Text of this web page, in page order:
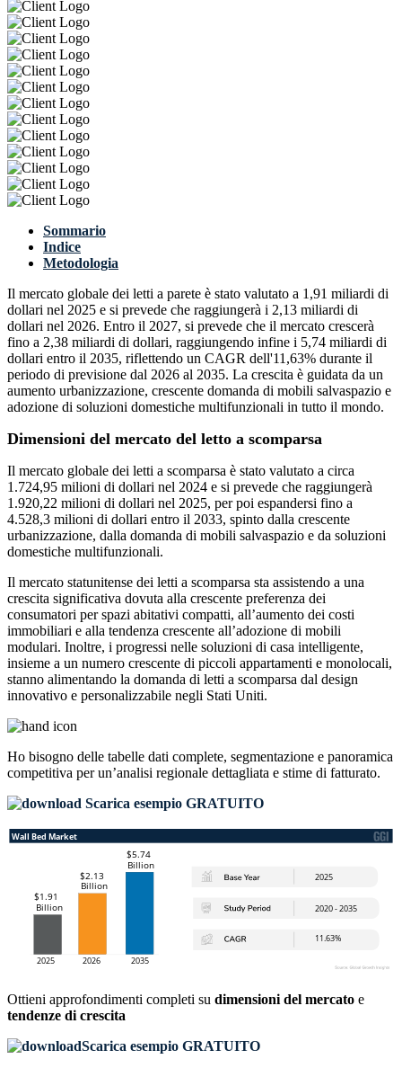
Sommario
Indice
Metodologia
Il mercato globale dei letti a parete è stato valutato a 1,91 miliardi di
dollari nel 2025 e si prevede che raggiungerà i 2,13 miliardi di
dollari nel 2026. Entro il 2027, si prevede che il mercato crescerà
fino a 2,38 miliardi di dollari, raggiungendo infine i 5,74 miliardi di
dollari entro il 2035, riflettendo un CAGR dell'11,63% durante il
periodo di previsione dal 2026 al 2035. La crescita è guidata da un
aumento urbanizzazione, crescente domanda di mobili salvaspazio e
adozione di soluzioni domestiche multifunzionali in tutto il mondo.
Dimensioni del mercato del letto a scomparsa
Il mercato globale dei letti a scomparsa è stato valutato a circa
1.724,95 milioni di dollari nel 2024 e si prevede che raggiungerà
1.920,22 milioni di dollari nel 2025, per poi espandersi fino a
4.528,3 milioni di dollari entro il 2033, spinto dalla crescente
urbanizzazione, dalla domanda di mobili salvaspazio e da soluzioni
domestiche multifunzionali.
Il mercato statunitense dei letti a scomparsa sta assistendo a una
crescita significativa dovuta alla crescente preferenza dei
consumatori per spazi abitativi compatti, all’aumento dei costi
immobiliari e alla tendenza crescente all’adozione di mobili
modulari. Inoltre, i progressi nelle soluzioni di casa intelligente,
insieme a un numero crescente di piccoli appartamenti e monolocali,
stanno alimentando la domanda di letti a scomparsa dal design
innovativo e personalizzabile negli Stati Uniti.
Ho bisogno delle tabelle dati complete, segmentazione e panoramica
competitiva per un’analisi regionale dettagliata e stime di fatturato.
Scarica esempio GRATUITO
Ottieni approfondimenti completi su dimensioni del mercato e
tendenze di crescita
Scarica esempio GRATUITO